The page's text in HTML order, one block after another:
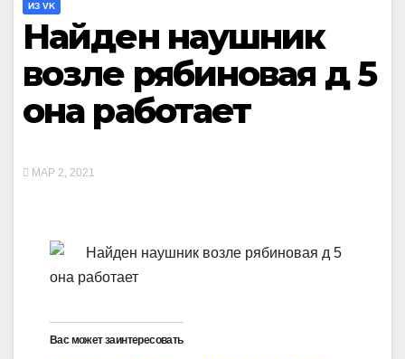
ИЗ VK
Найден наушник
возле рябиновая д 5
она работает
МАР 2, 2021
Найден наушник возле рябиновая д 5
она работает
Вас может заинтересовать